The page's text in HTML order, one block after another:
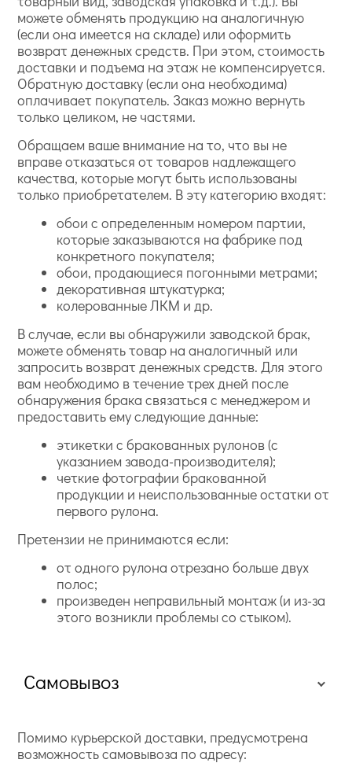
можете обменять продукцию на аналогичную
(если она имеется на складе) или оформить
возврат денежных средств. При этом, стоимость
доставки и подъема на этаж не компенсируется.
Обратную доставку (если она необходима)
оплачивает покупатель. Заказ можно вернуть
только целиком, не частями.
Обращаем ваше внимание на то, что вы не
вправе отказаться от товаров надлежащего
качества, которые могут быть использованы
только приобретателем. В эту категорию входят:
обои с определенным номером партии,
которые заказываются на фабрике под
конкретного покупателя;
обои, продающиеся погонными метрами;
декоративная штукатурка;
колерованные ЛКМ и др.
В случае, если вы обнаружили заводской брак,
можете обменять товар на аналогичный или
запросить возврат денежных средств. Для этого
вам необходимо в течение трех дней после
обнаружения брака связаться с менеджером и
предоставить ему следующие данные:
этикетки с бракованных рулонов (с
указанием завода-производителя);
четкие фотографии бракованной
продукции и неиспользованные остатки от
первого рулона.
Претензии не принимаются если:
от одного рулона отрезано больше двух
полос;
произведен неправильный монтаж (и из-за
этого возникли проблемы со стыком).
Самовывоз
Помимо курьерской доставки, предусмотрена
возможность самовывоза по адресу: